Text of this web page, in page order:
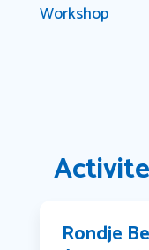
Workshop
Rondje